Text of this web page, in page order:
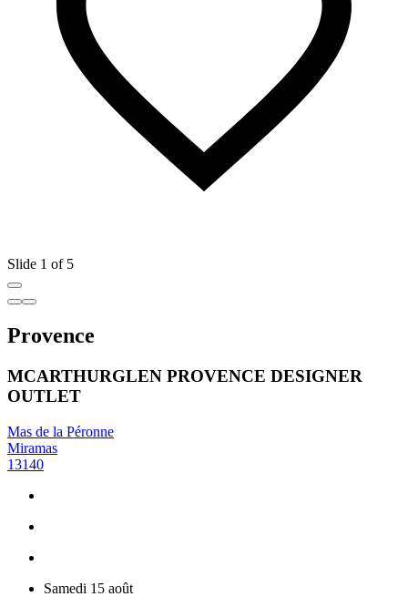
Slide 1 of 5
Provence
MCARTHURGLEN PROVENCE DESIGNER
OUTLET
Mas de la Péronne
Miramas
13140
Samedi 15 août